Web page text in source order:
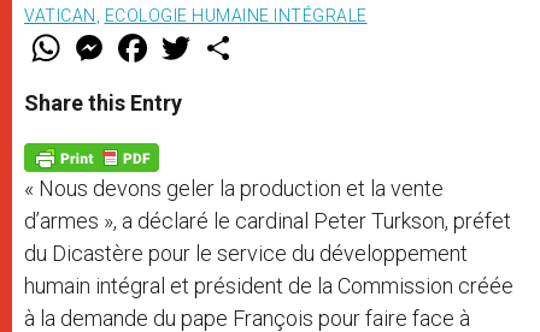
VATICAN
ECOLOGIE HUMAINE INTÉGRALE
W
t
s
p
p
M
e
s
e
g
e
r
F
a
e
b
o
k
w
Share this Entry
« Nous devons geler la production et la vente
d’armes », a déclaré le cardinal Peter Turkson, préfet
du Dicastère pour le service du développement
humain intégral et président de la Commission créée
à la demande du pape François pour faire face à